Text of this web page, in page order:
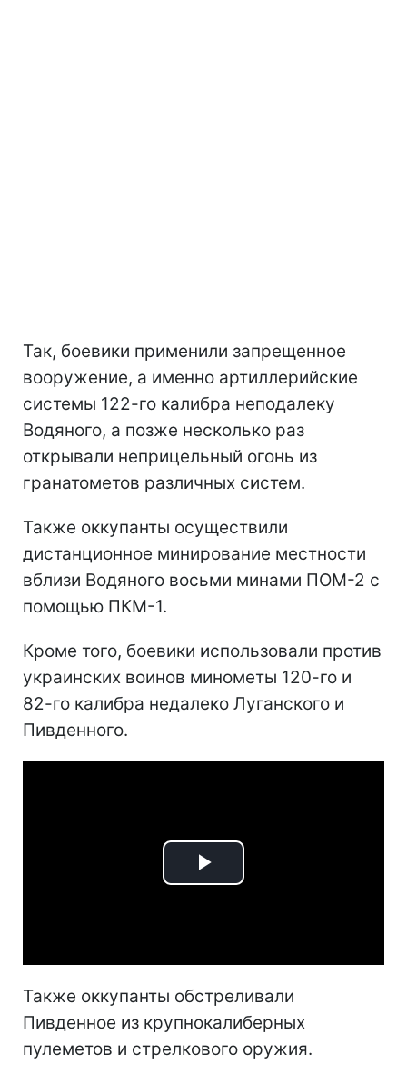
Так, боевики применили запрещенное
вооружение, а именно артиллерийские
системы 122-го калибра неподалеку
Водяного, а позже несколько раз
открывали неприцельный огонь из
гранатометов различных систем.
Также оккупанты осуществили
дистанционное минирование местности
вблизи Водяного восьми минами ПОМ-2 с
помощью ПКМ-1.
Кроме того, боевики использовали против
украинских воинов минометы 120-го и
82-го калибра недалеко Луганского и
Пивденного.
Play
Также оккупанты обстреливали
Пивденное из крупнокалиберных
пулеметов и стрелкового оружия.